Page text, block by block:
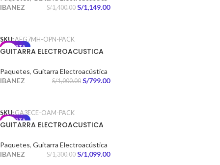
IBANEZ
S/1,400.00 S/1,149.00
SKU:AEG7MH-OPN-PACK
OFERTA
GUITARRA ELECTROACUSTICA
PACK
Paquetes, Guitarra Electroacústica
IBANEZ
S/1,000.00 S/799.00
SKU:GA3ECE-OAM-PACK
OFERTA
GUITARRA ELECTROACUSTICA
BLUEBERRY PACK
Paquetes, Guitarra Electroacústica
IBANEZ
S/1,300.00 S/1,099.00